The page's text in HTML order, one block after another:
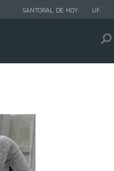
SANTORAL DE HOY: UF: